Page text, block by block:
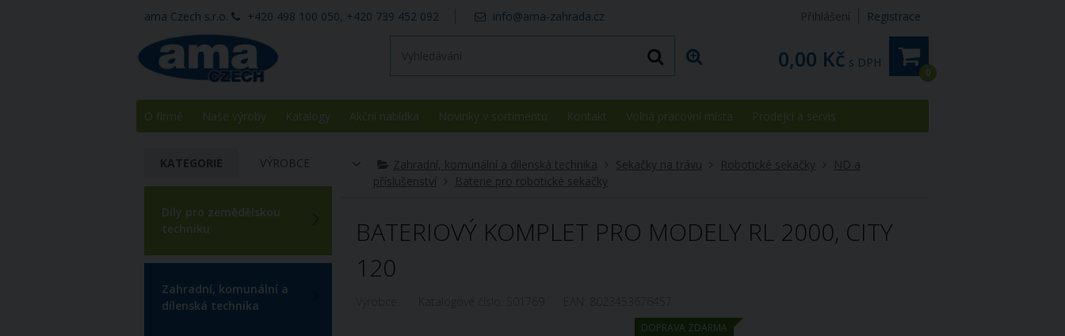
Přihlášení Registrace
ama Czech s.r.o. +420 498 100 050, +420 739 452 092 info@ama-zahrada.cz
0
0,00 Kč s DPH
O firmě Naše výroby Katalogy Akční nabídka Novinky v sortimentu Kontakt Volná pracovní místa Prodejci a servis
Zahradní, komunální a dílenská technika Sekačky na trávu Robotické sekačky
ND a
příslušenství
Baterie pro robotické sekačky
BATERIOVÝ KOMPLET PRO MODELY RL 2000, CITY
120
DOPRAVA ZDARMA
KATEGORIE VÝROBCE
Díly pro zemědělskou
techniku
Zahradní, komunální a
dílenská technika